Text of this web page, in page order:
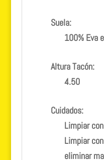
Suela:
100% Eva
Altura Tacón:
4.50
Cuidados:
Limpiar
Limpiar
eliminar